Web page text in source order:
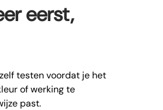
eerst,
testen voordat je het
of werking te
past.